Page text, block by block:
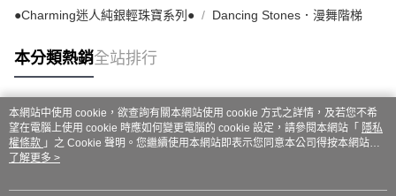
●Charming迷人純銀輕珠寶系列● Dancing Stones．漫舞階梯
本分類熱銷全站排行
熱門標籤
本網站中使用 cookie，欲查詢有關本網站使用 cookie 方式之詳情，及若您不希
望在電腦上使用 cookie 時應如何變更電腦的 cookie 設定，請參閱本網站「 隱私
權條款 」之 Cookie 聲明。您繼續使用本網站即表示您同意本公司得按本網站使
用條款之 Cookie 聲明使用 cookie。
了解更多 >